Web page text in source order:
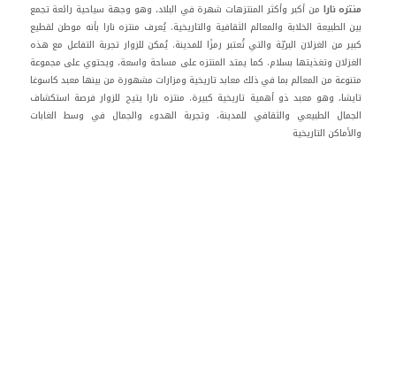
منتزه نارا من أكبر وأكثر المنتزهات شهرة في البلاد، وهو وجهة سياحية رائعة تجمع
بين الطبيعة الخلابة والمعالم الثقافية والتاريخية. يُعرف منتزه نارا بأنه موطن لقطيع
كبير من الغزلان البريّة والتي تُعتبر رمزًا للمدينة. يُمكن للزوار تجربة التفاعل مع هذه
الغزلان وتغذيتها بسلام. كما يمتد المنتزه على مساحة واسعة، ويحتوي على مجموعة
متنوعة من المعالم بما في ذلك معابد تاريخية ومزارات مشهورة من بينها معبد كاسوغا
تايشا، وهو معبد ذو أهمية تاريخية كبيرة. منتزه نارا يتيح للزوار فرصة استكشاف
الجمال الطبيعي والثقافي للمدينة، وتجربة الهدوء والجمال في وسط الغابات
والأماكن التاريخية